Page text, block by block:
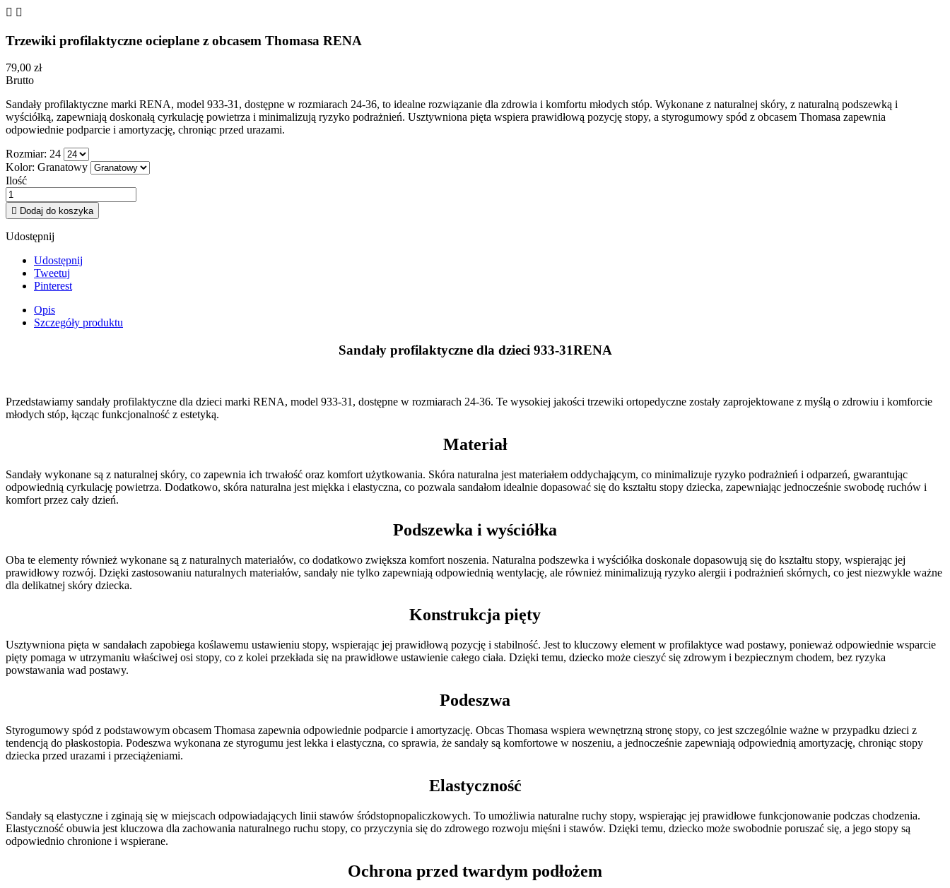
 
Trzewiki profilaktyczne ocieplane z obcasem Thomasa RENA
79,00 zł
Brutto
Sandały profilaktyczne marki RENA, model 933-31, dostępne w rozmiarach 24-36, to idealne rozwiązanie dla zdrowia i komfortu młodych stóp. Wykonane z naturalnej skóry, z naturalną podszewką i
wyściółką, zapewniają doskonałą cyrkulację powietrza i minimalizują ryzyko podrażnień. Usztywniona pięta wspiera prawidłową pozycję stopy, a styrogumowy spód z obcasem Thomasa zapewnia
odpowiednie podparcie i amortyzację, chroniąc przed urazami.
Rozmiar: 24
Kolor: Granatowy
Ilość
 Dodaj do koszyka
Udostępnij
Udostępnij
Tweetuj
Pinterest
Opis
Szczegóły produktu
Sandały profilaktyczne dla dzieci 933-31RENA
Przedstawiamy sandały profilaktyczne dla dzieci marki RENA, model 933-31, dostępne w rozmiarach 24-36. Te wysokiej jakości trzewiki ortopedyczne zostały zaprojektowane z myślą o zdrowiu i komforcie
młodych stóp, łącząc funkcjonalność z estetyką.
Materiał
Sandały wykonane są z naturalnej skóry, co zapewnia ich trwałość oraz komfort użytkowania. Skóra naturalna jest materiałem oddychającym, co minimalizuje ryzyko podrażnień i odparzeń, gwarantując
odpowiednią cyrkulację powietrza. Dodatkowo, skóra naturalna jest miękka i elastyczna, co pozwala sandałom idealnie dopasować się do kształtu stopy dziecka, zapewniając jednocześnie swobodę ruchów i
komfort przez cały dzień.
Podszewka i wyściółka
Oba te elementy również wykonane są z naturalnych materiałów, co dodatkowo zwiększa komfort noszenia. Naturalna podszewka i wyściółka doskonale dopasowują się do kształtu stopy, wspierając jej
prawidłowy rozwój. Dzięki zastosowaniu naturalnych materiałów, sandały nie tylko zapewniają odpowiednią wentylację, ale również minimalizują ryzyko alergii i podrażnień skórnych, co jest niezwykle ważne
dla delikatnej skóry dziecka.
Konstrukcja pięty
Usztywniona pięta w sandałach zapobiega koślawemu ustawieniu stopy, wspierając jej prawidłową pozycję i stabilność. Jest to kluczowy element w profilaktyce wad postawy, ponieważ odpowiednie wsparcie
pięty pomaga w utrzymaniu właściwej osi stopy, co z kolei przekłada się na prawidłowe ustawienie całego ciała. Dzięki temu, dziecko może cieszyć się zdrowym i bezpiecznym chodem, bez ryzyka
powstawania wad postawy.
Podeszwa
Styrogumowy spód z podstawowym obcasem Thomasa zapewnia odpowiednie podparcie i amortyzację. Obcas Thomasa wspiera wewnętrzną stronę stopy, co jest szczególnie ważne w przypadku dzieci z
tendencją do płaskostopia. Podeszwa wykonana ze styrogumu jest lekka i elastyczna, co sprawia, że sandały są komfortowe w noszeniu, a jednocześnie zapewniają odpowiednią amortyzację, chroniąc stopy
dziecka przed urazami i przeciążeniami.
Elastyczność
Sandały są elastyczne i zginają się w miejscach odpowiadających linii stawów śródstopnopaliczkowych. To umożliwia naturalne ruchy stopy, wspierając jej prawidłowe funkcjonowanie podczas chodzenia.
Elastyczność obuwia jest kluczowa dla zachowania naturalnego ruchu stopy, co przyczynia się do zdrowego rozwoju mięśni i stawów. Dzięki temu, dziecko może swobodnie poruszać się, a jego stopy są
odpowiednio chronione i wspierane.
Ochrona przed twardym podłożem